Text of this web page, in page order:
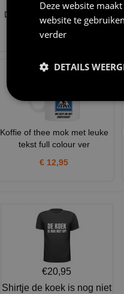
Dames v-hals shirt 80 jaar
grappig verjaardag shir
Koffie of thee mok met leuke
tekst full colour ver
€ 12,95
€20,95
Shirtje de koek is nog niet
Deze website
website te
verder
DETAILS